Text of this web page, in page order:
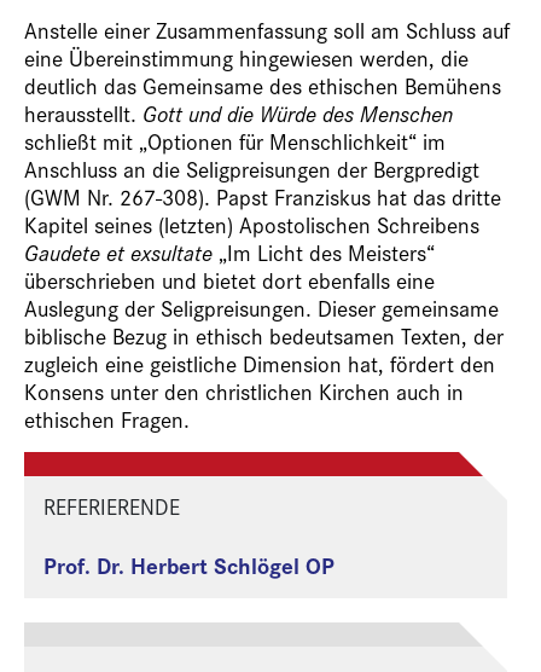
Anstelle einer Zusammenfassung soll am Schluss auf
eine Übereinstimmung hingewiesen werden, die
deutlich das Gemeinsame des ethischen Bemühens
herausstellt. Gott und die Würde des Menschen
schließt mit „Optionen für Menschlichkeit“ im
Anschluss an die Seligpreisungen der Bergpredigt
(GWM Nr. 267-308). Papst Franziskus hat das dritte
Kapitel seines (letzten) Apostolischen Schreibens
Gaudete et exsultate „Im Licht des Meisters“
überschrieben und bietet dort ebenfalls eine
Auslegung der Seligpreisungen. Dieser gemeinsame
biblische Bezug in ethisch bedeutsamen Texten, der
zugleich eine geistliche Dimension hat, fördert den
Konsens unter den christlichen Kirchen auch in
ethischen Fragen.
REFERIERENDE
Prof. Dr. Herbert Schlögel OP